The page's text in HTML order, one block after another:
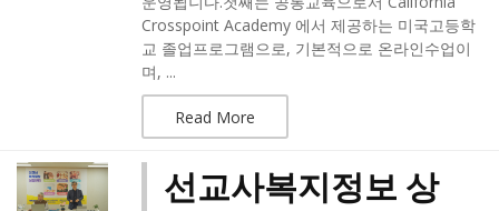
Crosspoint Academy 에서 제공하는 미국고등학
교 졸업프로그램으로, 기본적으로 온라인수업이
며, ...
Read More
선교사복지정보 상